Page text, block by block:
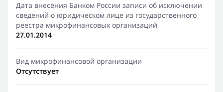
Дата внесения Банком России записи об исключении
сведений о юридическом лице из государственного
реестра микрофинансовых организаций
27.01.2014
Вид микрофинансовой организации
Отсутствует